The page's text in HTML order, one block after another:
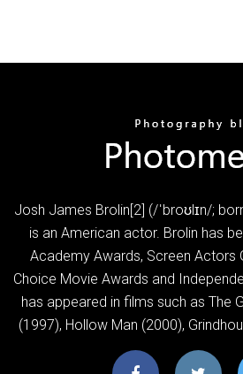
Josh James Brolin[2] (/ˈbroʊlɪn/;
is an American actor. Brolin has
Academy Awards, Screen Actors
Choice Movie Awards and
has appeared in films such as The
(1997), Hollow Man (2000),